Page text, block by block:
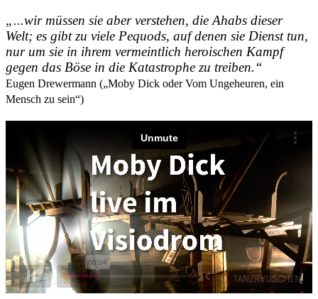
„...wir müssen sie aber verstehen, die Ahabs dieser
Welt; es gibt zu viele Pequods, auf denen sie Dienst tun,
nur um sie in ihrem vermeintlich heroischen Kampf
gegen das Böse in die Katastrophe zu treiben.“
Eugen Drewermann („Moby Dick oder Vom Ungeheuren, ein
Mensch zu sein“)